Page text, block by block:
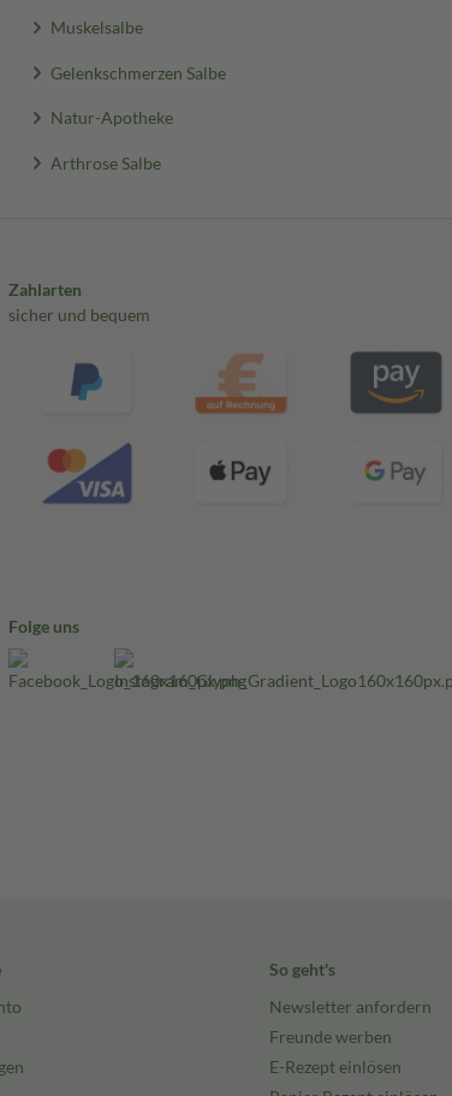
Muskelsalbe
Gelenkschmerzen Salbe
Natur-Apotheke
Arthrose Salbe
Zahlarten
sicher und bequem
Folge uns
So geht's
Newsletter anfordern
Freunde werben
E-Rezept einlösen